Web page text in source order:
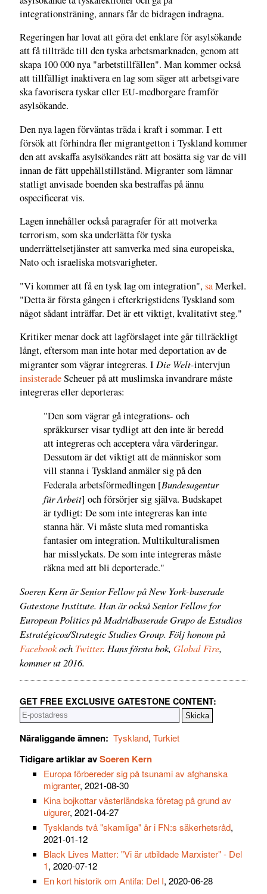
integrationsträning, annars får de bidragen indragna.
Regeringen har lovat att göra det enklare för asylsökande
att få tillträde till den tyska arbetsmarknaden, genom att
skapa 100 000 nya "arbetstillfällen". Man kommer också
att tillfälligt inaktivera en lag som säger att arbetsgivare
ska favorisera tyskar eller EU-medborgare framför
asylsökande.
Den nya lagen förväntas träda i kraft i sommar. I ett
försök att förhindra fler migrantgetton i Tyskland kommer
den att avskaffa asylsökandes rätt att bosätta sig var de vill
innan de fått uppehållstillstånd. Migranter som lämnar
statligt anvisade boenden ska bestraffas på ännu
ospecificerat vis.
Lagen innehåller också paragrafer för att motverka
terrorism, som ska underlätta för tyska
underrättelsetjänster att samverka med sina europeiska,
Nato och israeliska motsvarigheter.
"Vi kommer att få en tysk lag om integration",saMerkel.
"Detta är första gången i efterkrigstidens Tyskland som
något sådant inträffar. Det är ett viktigt, kvalitativt steg."
Kritiker menar dock att lagförslaget inte går tillräckligt
långt, eftersom man inte hotar med deportation av de
migranter som vägrar integreras. I Die Welt-intervjun
insisteradeScheuer på att muslimska invandrare måste
integreras eller deporteras:
"Den som vägrar gå integrations- och
språkkurser visar tydligt att den inte är beredd
att integreras och acceptera våra värderingar.
Dessutom är det viktigt att de människor som
vill stanna i Tyskland anmäler sig på den
Federala arbetsförmedlingen [Bundesagentur
für Arbeit] och försörjer sig själva. Budskapet
är tydligt: De som inte integreras kan inte
stanna här. Vi måste sluta med romantiska
fantasier om integration. Multikulturalismen
har misslyckats. De som inte integreras måste
räkna med att bli deporterade."
Soeren Kern är Senior Fellow på New York-baserade
Gatestone Institute. Han är också Senior Fellow for
European Politics på Madridbaserade Grupo de Estudios
Estratégicos/Strategic Studies Group. Följ honom på
Facebookoch Twitter. Hans första bok, Global Fire,
kommer ut 2016.
GET FREE EXCLUSIVE GATESTONE CONTENT:
Näraliggande ämnen: Tyskland, Turkiet
Tidigare artiklar avSoeren Kern
Europa förbereder sig på tsunami av afghanska
migranter, 2021-08-30
Kina bojkottar västerländska företag på grund av
uigurer, 2021-04-27
Tysklands två "skamliga" år i FN:s säkerhetsråd,
2021-01-12
Black Lives Matter: "Vi är utbildade Marxister" - Del
1, 2020-07-12
En kort historik om Antifa: Del I, 2020-06-28